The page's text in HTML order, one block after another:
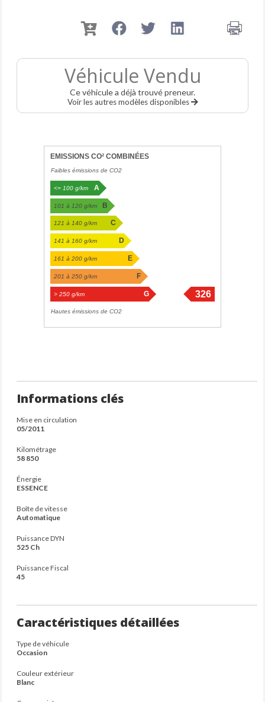
Véhicule Vendu
Ce véhicule a déjà trouvé preneur.
Voir les autres modèles disponibles
EMISSIONS CO² COMBINÉES
Faibles émissions de CO2
<= 100 g/km A
101 à 120 g/km B
121 à 140 g/km C
141 à 160 g/km D
161 à 200 g/km E
201 à 250 g/km F
> 250 g/km G
326
Hautes émissions de CO2
Informations clés
Mise en circulation
05/2011
Kilométrage
58 850
Énergie
ESSENCE
Boîte de vitesse
Automatique
Puissance DYN
525 Ch
Puissance Fiscal
45
Caractéristiques détaillées
Type de véhicule
Occasion
Couleur extérieur
Blanc